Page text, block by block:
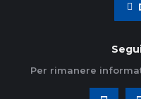
Per rimanere